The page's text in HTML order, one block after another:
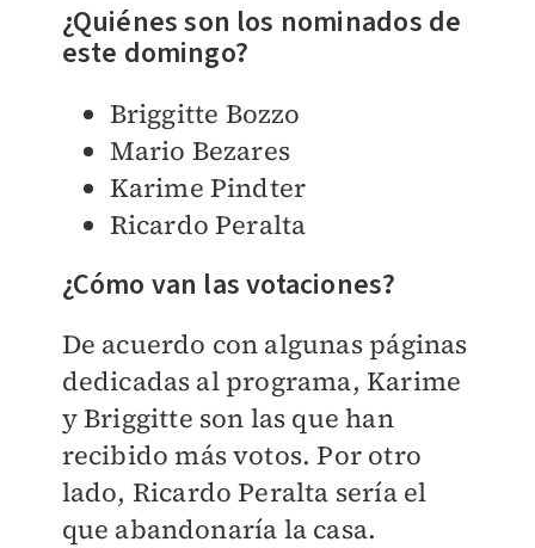
¿Quiénes son los nominados de
este domingo?
Briggitte Bozzo
Mario Bezares
Karime Pindter
Ricardo Peralta
¿Cómo van las votaciones?
De acuerdo con algunas páginas
dedicadas al programa, Karime
y Briggitte son las que han
recibido más votos. Por otro
lado, Ricardo Peralta sería el
que abandonaría la casa.